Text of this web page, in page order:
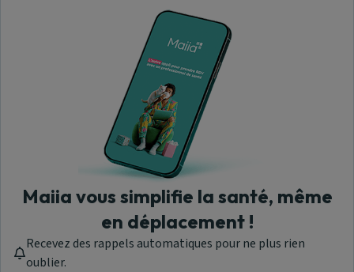
Maiia vous simplifie la santé, même
en déplacement !
Recevez des rappels automatiques pour ne plus rien
oublier.